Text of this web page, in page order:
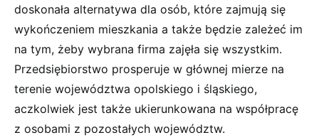
doskonała alternatywa dla osób, które zajmują się
wykończeniem mieszkania a także będzie zależeć im
na tym, żeby wybrana firma zajęła się wszystkim.
Przedsiębiorstwo prosperuje w głównej mierze na
terenie województwa opolskiego i śląskiego,
aczkolwiek jest także ukierunkowana na współpracę
z osobami z pozostałych województw.